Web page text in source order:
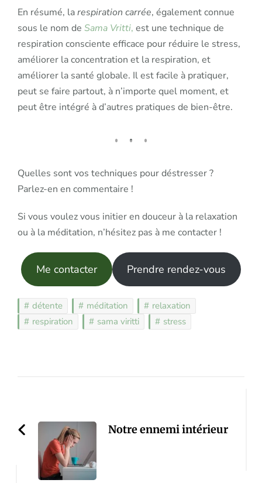
En résumé, larespiration carrée, également connue
sous le nom de Sama Vritti, est une technique de
respiration consciente efficace pour réduire le stress,
améliorer la concentration et la respiration, et
améliorer la santé globale. Il est facile à pratiquer,
peut se faire partout, à n’importe quel moment, et
peut être intégré à d’autres pratiques de bien-être.
Quelles sont vos techniques pour déstresser ?
Parlez-en en commentaire !
Si vous voulez vous initier en douceur à la relaxation
ou à la méditation, n’hésitez pas à me contacter !
Me contacter Prendre rendez-vous
détente méditation
relaxation
respiration
sama viritti stress
Notre ennemi intérieur